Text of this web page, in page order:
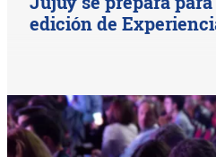
edición de